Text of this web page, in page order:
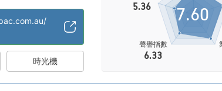
時光機
5.36
聲譽指數
6.33
7.60